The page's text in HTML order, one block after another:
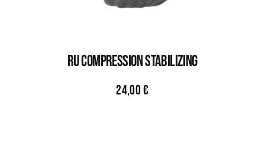
RU COMPRESSION STABILIZING
24,00€